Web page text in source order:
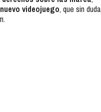
videojuego, que sin duda